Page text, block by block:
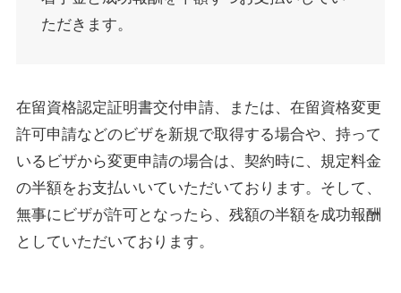
ただきます。
在留資格認定証明書交付申請、または、在留資格変更
許可申請などのビザを新規で取得する場合や、持って
いるビザから変更申請の場合は、契約時に、規定料金
の半額をお支払いいていただいております。そして、
無事にビザが許可となったら、残額の半額を成功報酬
としていただいております。